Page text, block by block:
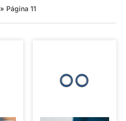
Página 11